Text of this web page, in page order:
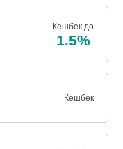
Кешбек до
1.5%
Кешбек